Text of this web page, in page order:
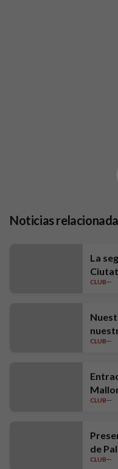
Noticias
La
CLUB
CLUB
CLUB
de
Damm
CLUB